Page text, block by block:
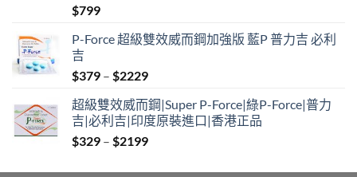
評分
滿分 5
$799
P-Force 超級雙效威而鋼加強版 藍P 普力吉 必利
吉
$379 – $2229Price
$379
through
$2229
超級雙效威而鋼|Super P-Force|綠P-Force|普力
吉|必利吉|印度原裝進口|香港正品
$329 – $2199Price
$329